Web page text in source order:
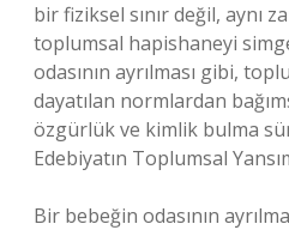
bir fiziksel sınır değil, aynı
toplumsal hapishaneyi
odasının ayrılması gibi,
dayatılan normlardan
özgürlük ve kimlik bulma
Edebiyatın Toplumsal
Bir bebeğin odasının